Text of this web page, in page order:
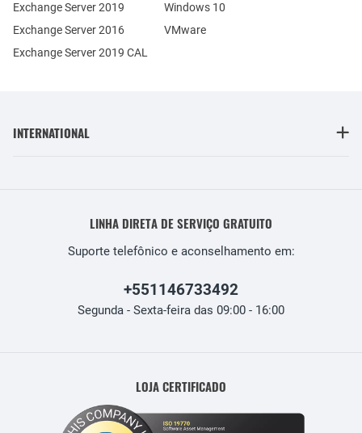
Exchange Server 2019
Exchange Server 2016
Exchange Server 2019 CAL
Windows 10
VMware
INTERNATIONAL
LINHA DIRETA DE SERVIÇO GRATUITO
Suporte telefônico e aconselhamento em:
+551146733492
Segunda - Sexta-feira das 09:00 - 16:00
LOJA CERTIFICADO